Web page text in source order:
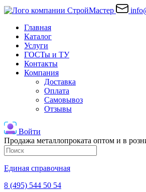
Главная
Каталог
Услуги
ГОСТы и ТУ
Контакты
Компания
Доставка
Оплата
Самовывоз
Отзывы
Войти
Продажа металлопроката оптом и в
Единая справочная
8 (495) 544 50 54